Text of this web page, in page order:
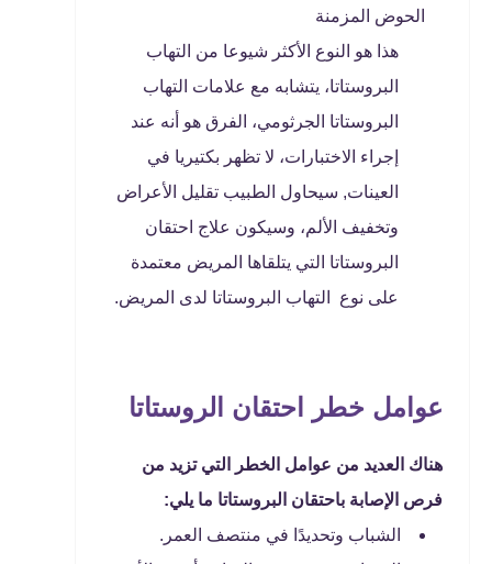
الحوض المزمنة
هذا هو النوع الأكثر شيوعا من التهاب
البروستاتا، يتشابه مع علامات التهاب
البروستاتا الجرثومي، الفرق هو أنه عند
إجراء الاختبارات، لا تظهر بكتيريا في
العينات, سيحاول الطبيب تقليل الأعراض
وتخفيف الألم، وسيكون علاج احتقان
البروستاتا التي يتلقاها المريض معتمدة
على نوع التهاب البروستاتا لدى المريض.
عوامل خطر احتقان الروستاتا
هناك العديد من عوامل الخطر التي تزيد من
فرص الإصابة باحتقان البروستاتا ما يلي:
الشباب وتحديدًا في منتصف العمر.